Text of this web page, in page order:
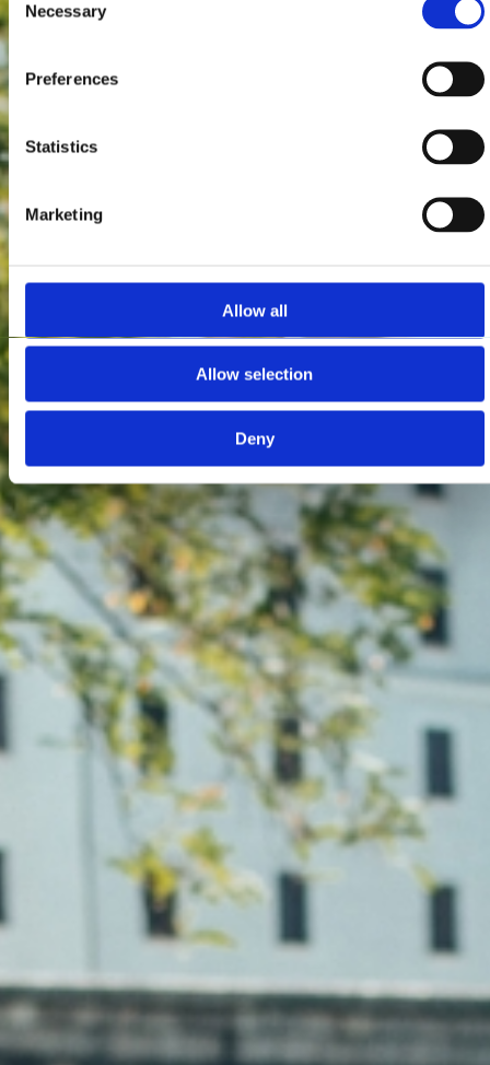
Selection
Necessary
Preferences
Statistics
Marketing
Allow all
Allow selection
Deny